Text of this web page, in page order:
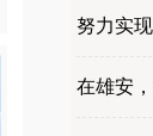
努力实
在雄安